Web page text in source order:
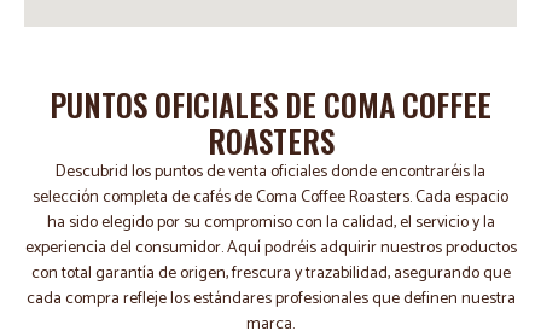
PUNTOS OFICIALES DE COMA COFFEE
ROASTERS
Descubrid los puntos de venta oficiales donde encontraréis la
selección completa de cafés de Coma Coffee Roasters. Cada espacio
ha sido elegido por su compromiso con la calidad, el servicio y la
experiencia del consumidor. Aquí podréis adquirir nuestros productos
con total garantía de origen, frescura y trazabilidad, asegurando que
cada compra refleje los estándares profesionales que definen nuestra
marca.